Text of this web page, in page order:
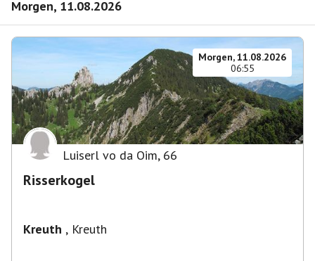
Morgen, 11.08.2026
Morgen, 11.08.2026
06:55
Luiserl vo da Oim, 66
Risserkogel
Kreuth , Kreuth